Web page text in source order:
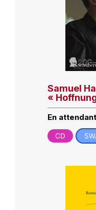
Samuel
«
En
CD